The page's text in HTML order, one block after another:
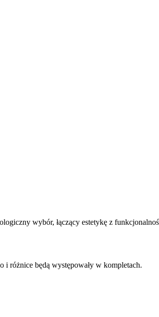
wybór, łączący estetykę z
różnice będą występowały w kompletach.